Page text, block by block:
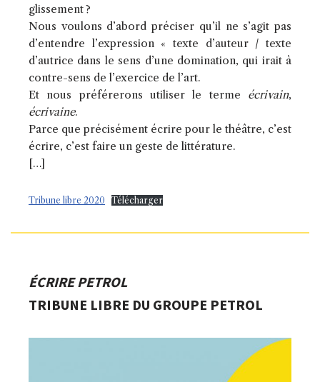
glissement ?
Nous voulons d’abord préciser qu’il ne s’agit pas
d’entendre l’expression « texte d’auteur / texte
d’autrice dans le sens d’une domination, qui irait à
contre-sens de l’exercice de l’art.
Et nous préférerons utiliser le terme écrivain,
écrivaine.
Parce que précisément écrire pour le théâtre, c’est
écrire, c’est faire un geste de littérature.
[…]
Tribune libre 2020 Télécharger
ÉCRIRE PETROL
TRIBUNE LIBRE DU GROUPE PETROL